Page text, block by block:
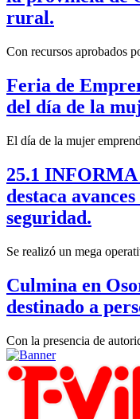
rural.
Con recursos aprobados
Feria de
del día de la
El día de la mujer
25.1
destaca
seguridad.
Se realizó un mega
Culmina en
destinado a
Con la presencia de